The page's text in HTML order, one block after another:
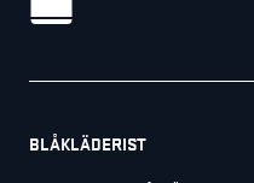
BLÅKLÄDERIST